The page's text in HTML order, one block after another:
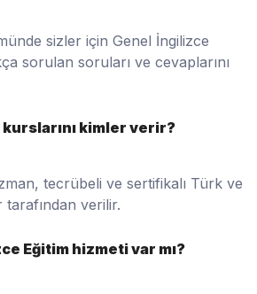
sizler için Genel İngilizce
sorulan soruları ve cevaplarını
kimler verir?
tecrübeli ve sertifikalı Türk ve
tarafından verilir.
Eğitim hizmeti var mı?